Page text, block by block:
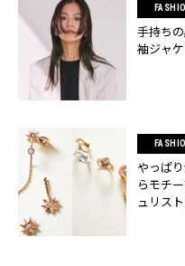
手持ち
袖ジャ
やっぱ
らモチ
ュリス